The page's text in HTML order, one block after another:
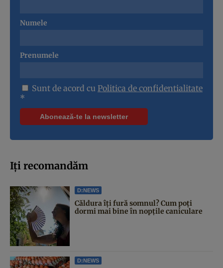
Numele
Prenumele
Sunt de acord cu Politica de confidentialitate
*
Iți recomandăm
D:NEWS
Căldura îți fură somnul? Cum poți
dormi mai bine în nopțile caniculare
D:NEWS